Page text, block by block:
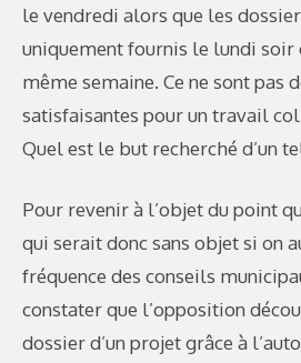
le vendredi alors que les
uniquement fournis le lundi soir
même semaine. Ce ne sont pas
satisfaisantes pour un travail
Quel est le but recherché d’un
Pour revenir à l’objet du point
qui serait donc sans objet si on
fréquence des conseils
constater que l’opposition
dossier d’un projet grâce à